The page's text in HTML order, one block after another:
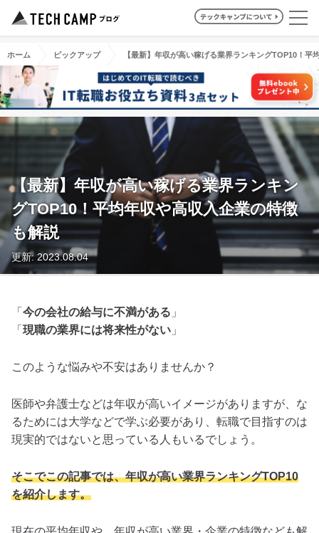
ホーム ピックアップ 【最新】年収が高い稼げる業界ランキングTOP10！平
【最新】年収が高い稼げる業界ランキン
グTOP10！平均年収や高収入企業の特徴
も解説
更新: 2023.08.04
「 今の会社の給与に不満がある 」
「 現職の業界には将来性がない 」
このような悩みや不安はありませんか？
医師や弁護士などは年収が高いイメージがありますが、な
るためには大学などで学ぶ必要があり、転職で目指すのは
現実的ではないと思っている人もいるでしょう。
そこでこの記事では、年収が高い業界ランキングTOP10
を紹介します。